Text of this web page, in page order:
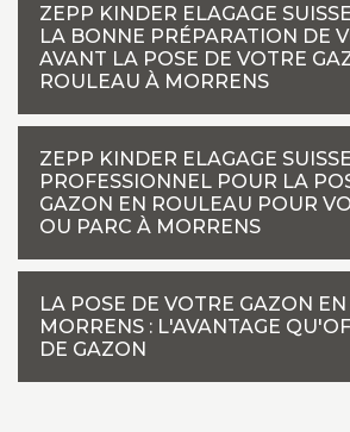
ZEPP KINDER ELAGAGE
LA BONNE PRÉPARATION DE
AVANT LA POSE DE VOTRE
ROULEAU À MORRENS
ZEPP KINDER ELAGAGE
PROFESSIONNEL POUR LA
GAZON EN ROULEAU POUR
OU PARC À MORRENS
LA POSE DE VOTRE GAZON
MORRENS : L'AVANTAGE
DE GAZON